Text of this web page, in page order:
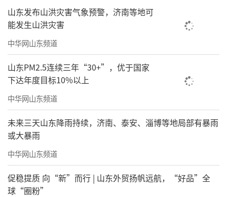
山东发布山洪灾害气象预警，济南等地可
能发生山洪灾害
中华网山东频道
山东PM2.5连续三年“30+”，优于国家
下达年度目标10%以上
中华网山东频道
未来三天山东降雨持续，济南、泰安、淄博等地局部有暴雨
或大暴雨
中华网山东频道
促稳提质 向“新”而行 | 山东外贸扬帆远航，“好品”全
球“圈粉”